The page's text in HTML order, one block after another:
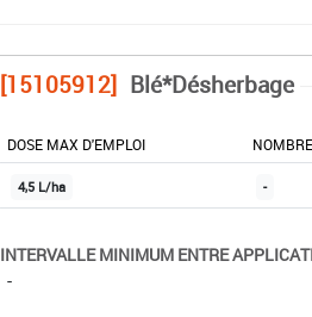
[15105912] Blé*Désherbage
DOSE MAX D'EMPLOI
4,5 L/ha -
INTERVALLE MINIMUM ENTRE
-